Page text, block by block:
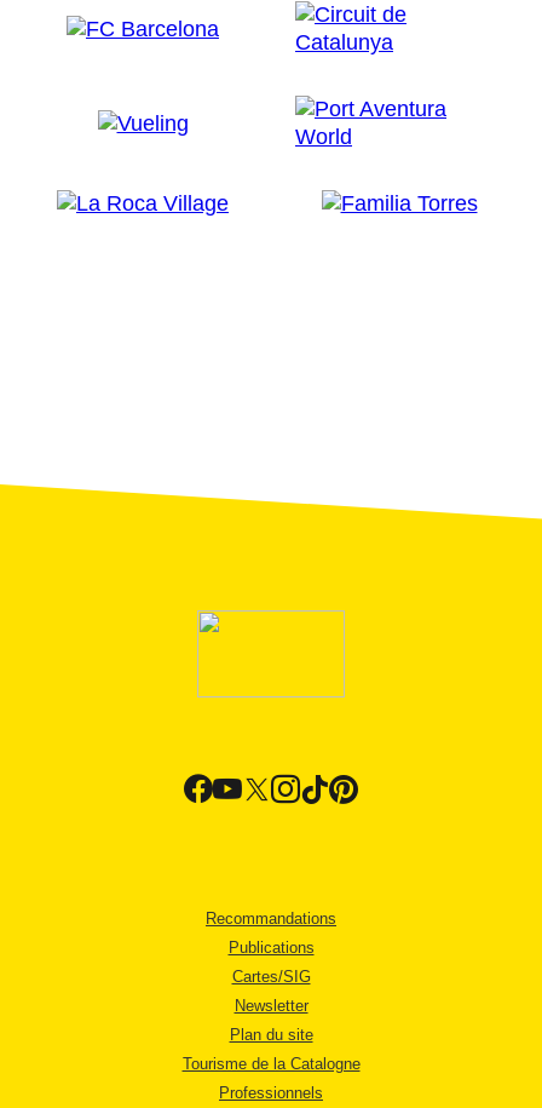
Recommandations
Publications
Cartes/SIG
Newsletter
Plan du site
Tourisme de la Catalogne
Professionnels